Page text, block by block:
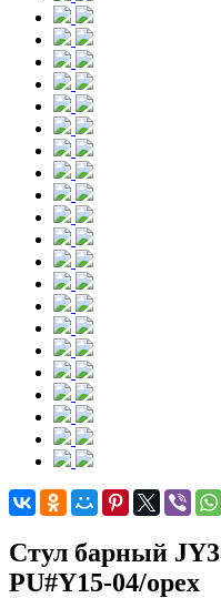
Стул барный
PU#Y15-04/орех